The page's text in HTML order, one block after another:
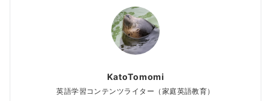
KatoTomomi
英語学習コンテンツライター（家庭英語教育）